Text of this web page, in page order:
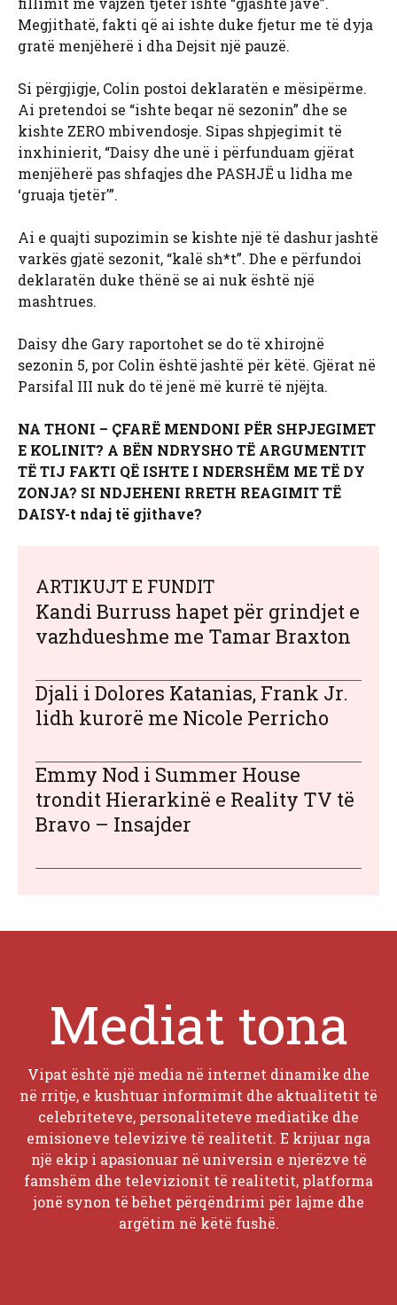
Megjithatë, fakti që ai ishte duke fjetur me të dyja
gratë menjëherë i dha Dejsit një pauzë.
Si përgjigje, Colin postoi deklaratën e mësipërme.
Ai pretendoi se “ishte beqar në sezonin” dhe se
kishte ZERO mbivendosje. Sipas shpjegimit të
inxhinierit, “Daisy dhe unë i përfunduam gjërat
menjëherë pas shfaqjes dhe PASHJË u lidha me
‘gruaja tjetër'”.
Ai e quajti supozimin se kishte një të dashur jashtë
varkës gjatë sezonit, “kalë sh*t”. Dhe e përfundoi
deklaratën duke thënë se ai nuk është një
mashtrues.
Daisy dhe Gary raportohet se do të xhirojnë
sezonin 5, por Colin është jashtë për këtë. Gjërat në
Parsifal III nuk do të jenë më kurrë të njëjta.
NA THONI – ÇFARË MENDONI PËR SHPJEGIMET
E KOLINIT? A BËN NDRYSHO TË ARGUMENTIT
TË TIJ FAKTI QË ISHTE I NDERSHËM ME TË DY
ZONJA? SI NDJEHENI RRETH REAGIMIT TË
DAISY-t ndaj të gjithave?
ARTIKUJT E FUNDIT
Kandi Burruss hapet për grindjet e
vazhdueshme me Tamar Braxton
Djali i Dolores Katanias, Frank Jr.
lidh kurorë me Nicole Perricho
Emmy Nod i Summer House
trondit Hierarkinë e Reality TV të
Bravo – Insajder
Mediat tona
Vipat është një media në internet dinamike dhe
në rritje, e kushtuar informimit dhe aktualitetit të
celebriteteve, personaliteteve mediatike dhe
emisioneve televizive të realitetit. E krijuar nga
një ekip i apasionuar në universin e njerëzve të
famshëm dhe televizionit të realitetit, platforma
jonë synon të bëhet përqëndrimi për lajme dhe
argëtim në këtë fushë.